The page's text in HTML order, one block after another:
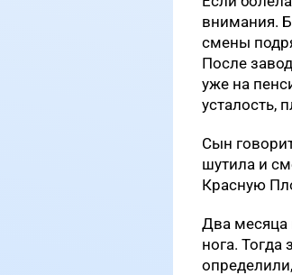
внимания.
смены
После
уже на
усталость,
Сын
шутила и
Красную
Два месяца
нога. Тогда